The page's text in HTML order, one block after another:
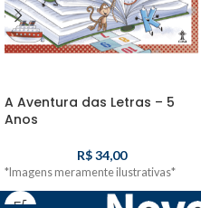
A Aventura das Letras – 5
Anos
R$34,00
*Imagens meramente ilustrativas*